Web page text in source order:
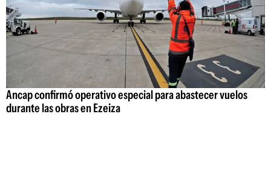
Ancap confirmó operativo especial para abastecer vuelos
durante las obras en Ezeiza